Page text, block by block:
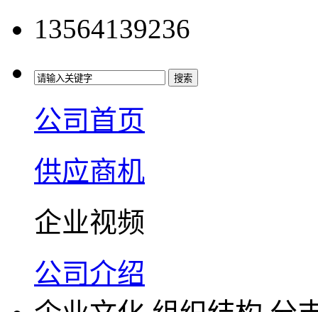
13564139236
公司首页
供应商机
企业视频
公司介绍